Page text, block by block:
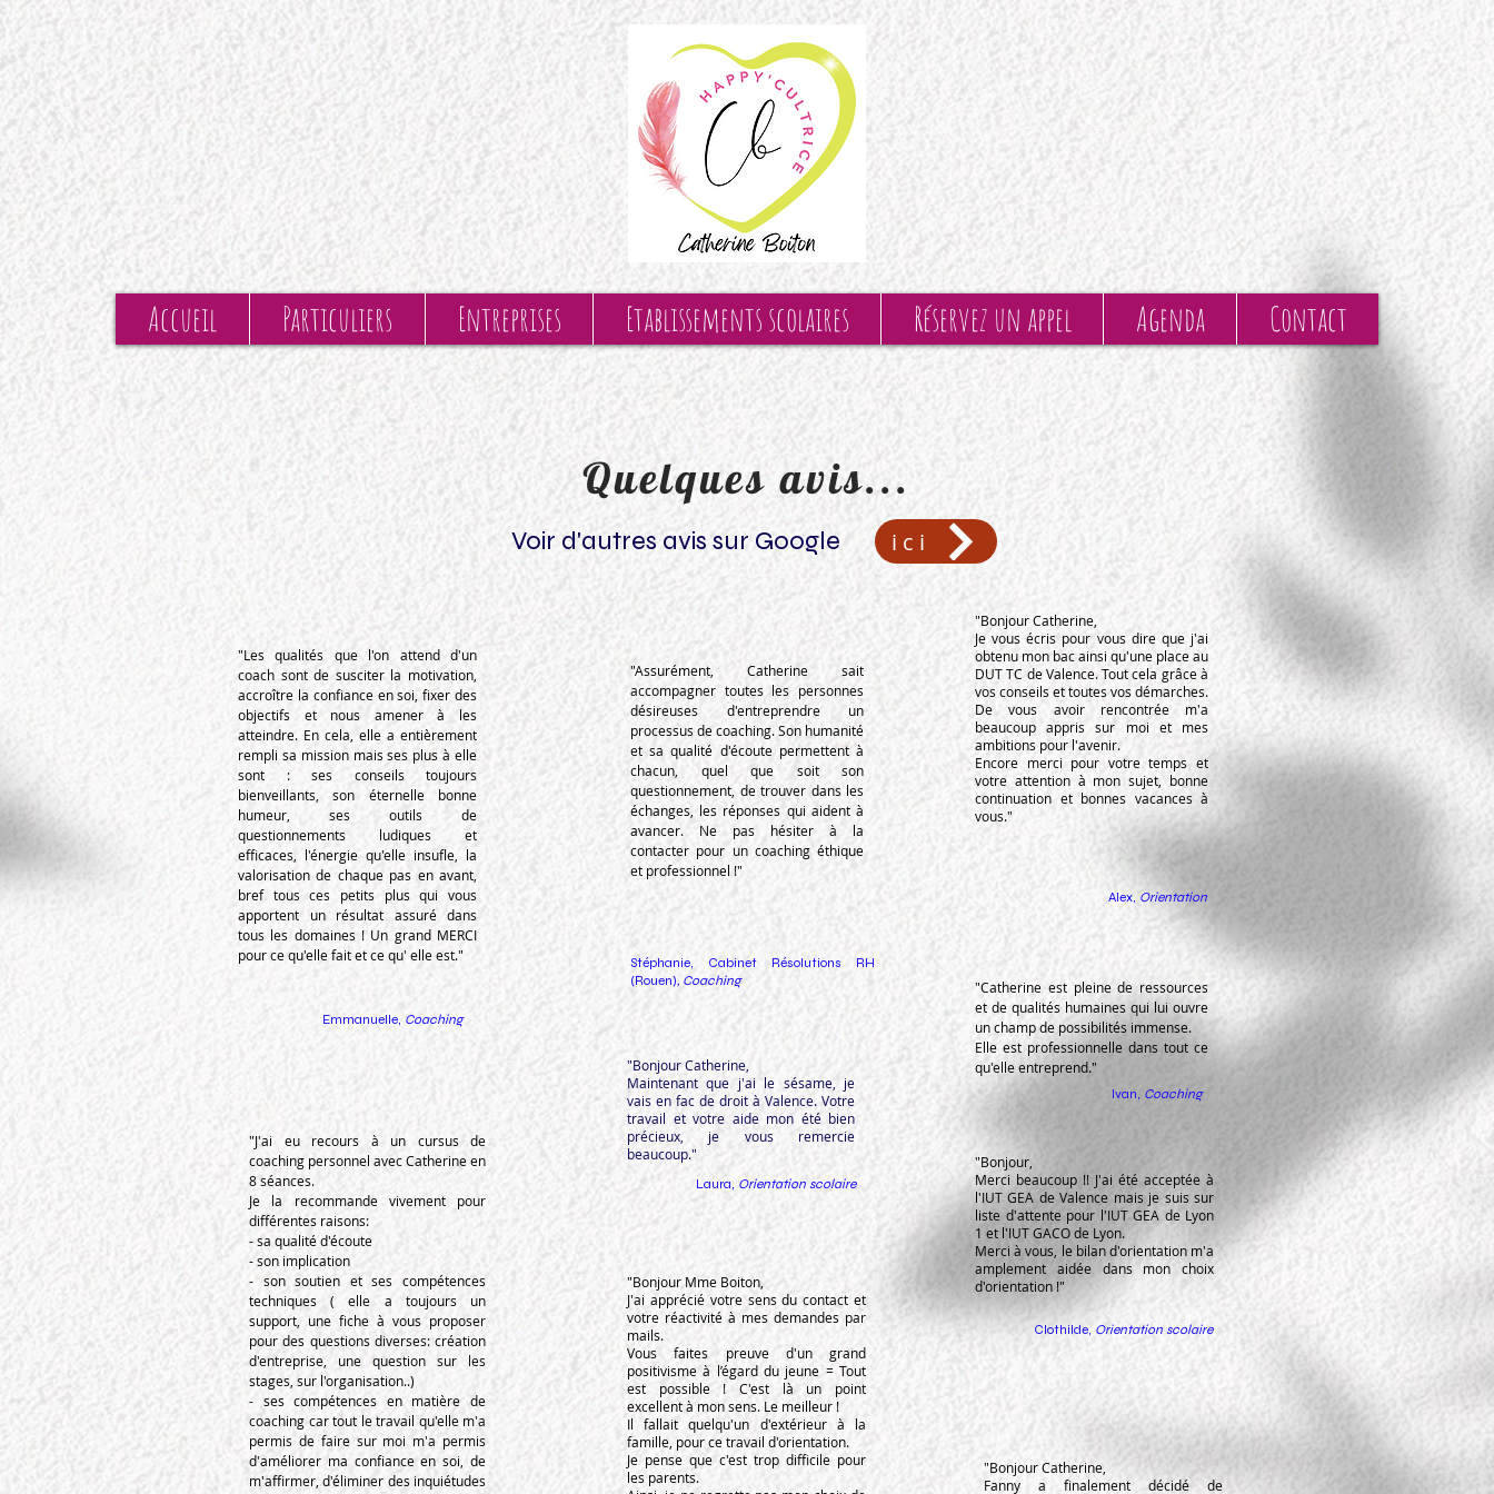
Accueil Particuliers Entreprises Etablissements scolaires Réservez un appel Agenda Contact
Quelques avis...
Voir d'autres avis sur Google ici
"Les qualités que l'on attend d'un
coach sont de susciter la motivation,
accroître la confiance en soi, fixer des
objectifs et nous amener à les
atteindre. En cela, elle a entièrement
rempli sa mission mais ses plus à elle
sont : ses conseils toujours
bienveillants, son éternelle bonne
humeur, ses outils de
questionnements ludiques et
efficaces, l'énergie qu'elle insufle, la
valorisation de chaque pas en avant,
bref tous ces petits plus qui vous
apportent un résultat assuré dans
tous les domaines ! Un grand MERCI
pour ce qu'elle fait et ce qu' elle est."
Emmanuelle, Coaching
"J'ai eu recours à un cursus de
coaching personnel avec Catherine en
8 séances.
Je la recommande vivement pour
différentes raisons:
- sa qualité d'écoute
- son implication
- son soutien et ses compétences
techniques ( elle a toujours un
support, une fiche à vous proposer
pour des questions diverses: création
d'entreprise, une question sur les
stages, sur l'organisation..)
- ses compétences en matière de
coaching car tout le travail qu'elle m'a
permis de faire sur moi m'a permis
d'améliorer ma confiance en soi, de
m'affirmer, d'éliminer des inquiétudes
"Assurément, Catherine sait
accompagner toutes les personnes
désireuses d'entreprendre un
processus de coaching. Son humanité
et sa qualité d'écoute permettent à
chacun, quel que soit son
questionnement, de trouver dans les
échanges, les réponses qui aident à
avancer. Ne pas hésiter à la
contacter pour un coaching éthique
et professionnel !"
"Bonjour Catherine,
Je vous écris pour vous dire que j'ai
obtenu mon bac ainsi qu'une place au
DUT TC de Valence. Tout cela grâce à
vos conseils et toutes vos démarches.
De vous avoir rencontrée m'a
beaucoup appris sur moi et mes
ambitions pour l'avenir.
Encore merci pour votre temps et
votre attention à mon sujet, bonne
continuation et bonnes vacances à
vous."
Alex, Orientation
Stéphanie, Cabinet Résolutions RH
(Rouen), Coaching
"Bonjour Catherine,
Maintenant que j'ai le sésame, je
vais en fac de droit à Valence. Votre
travail et votre aide mon été bien
précieux, je vous remercie
beaucoup."
Laura, Orientation scolaire
"Bonjour Mme Boiton,
J'ai apprécié votre sens du contact et
votre réactivité à mes demandes par
mails.
Vous faites preuve d'un grand
positivisme à l’égard du jeune = Tout
est possible ! C'est là un point
excellent à mon sens. Le meilleur !
Il fallait quelqu'un d'extérieur à la
famille, pour ce travail d'orientation.
Je pense que c'est trop difficile pour
les parents.
"Catherine est pleine de ressources
et de qualités humaines qui lui ouvre
un champ de possibilités immense.
Elle est professionnelle dans tout ce
qu'elle entreprend."
Ivan, Coaching
"Bonjour,
Merci beaucoup !! J'ai été acceptée à
l'IUT GEA de Valence mais je suis sur
liste d'attente pour l'IUT GEA de Lyon
1 et l'IUT GACO de Lyon.
Merci à vous, le bilan d'orientation m'a
amplement aidée dans mon choix
d'orientation !"
Clothilde, Orientation scolaire
"Bonjour Catherine,
Fanny a finalement décidé de